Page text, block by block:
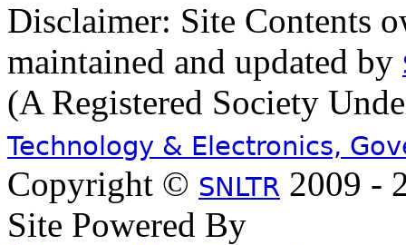
Disclaimer: Site Contents
maintained and updated by
(A Registered Society
Technology & Electronics,
Copyright © SNLTR 2009 -
Site Powered By